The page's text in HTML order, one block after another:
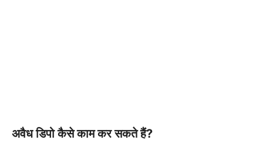
अवैध डिपो कैसे काम कर सकते हैं?